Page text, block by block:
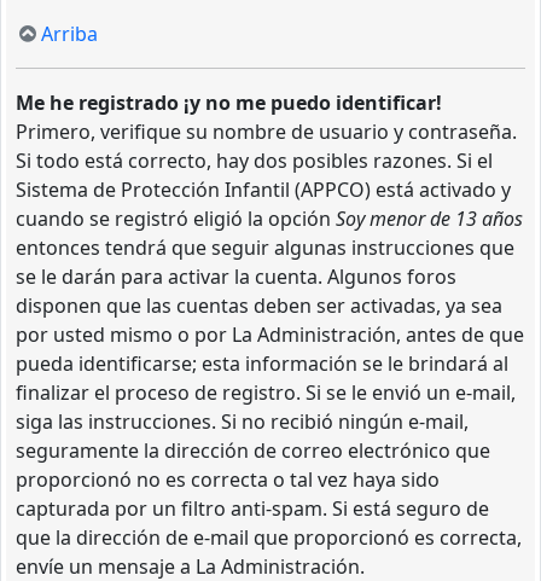
Arriba
Me he registrado ¡y no me puedo identificar!
Primero, verifique su nombre de usuario y contraseña.
Si todo está correcto, hay dos posibles razones. Si el
Sistema de Protección Infantil (APPCO) está activado y
cuando se registró eligió la opción Soy menor de 13 años
entonces tendrá que seguir algunas instrucciones que
se le darán para activar la cuenta. Algunos foros
disponen que las cuentas deben ser activadas, ya sea
por usted mismo o por La Administración, antes de que
pueda identificarse; esta información se le brindará al
finalizar el proceso de registro. Si se le envió un e-mail,
siga las instrucciones. Si no recibió ningún e-mail,
seguramente la dirección de correo electrónico que
proporcionó no es correcta o tal vez haya sido
capturada por un filtro anti-spam. Si está seguro de
que la dirección de e-mail que proporcionó es correcta,
envíe un mensaje a La Administración.